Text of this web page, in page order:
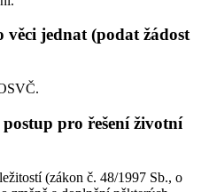
jednat (podat žádost
pro řešení životní
(zákon č. 48/1997 Sb., o